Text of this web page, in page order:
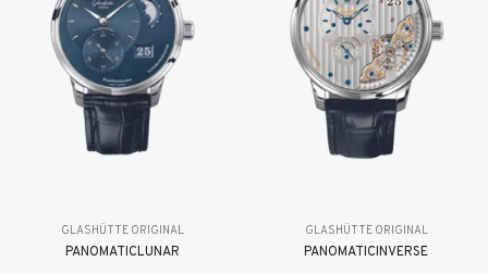
GLASHÜTTE ORIGINAL
PANOMATICLUNAR
GLASHÜTTE ORIGINAL
PANOMATICINVERSE